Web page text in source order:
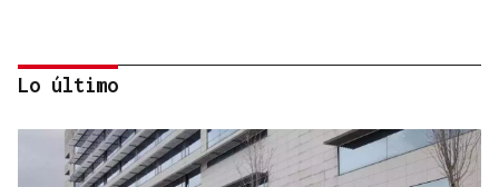
Lo último